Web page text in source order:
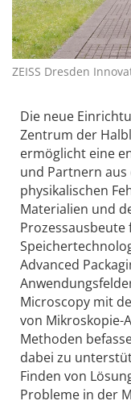
ZEISS Dresden
Die neue
Zentrum der
ermöglicht eine
und Partnern
physikalischen
Materialien und
Prozessausbeute
Advanced
Microscopy mit
von Mikroskopie-
Methoden
dabei zu
Finden von
Probleme in der